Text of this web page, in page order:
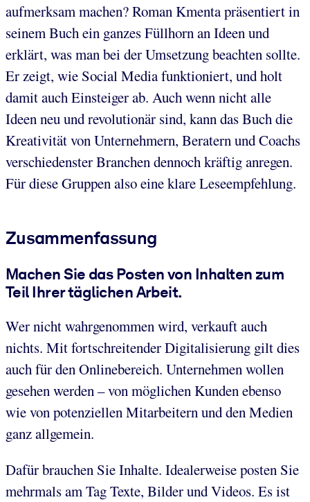
aufmerksam machen? Roman Kmenta präsentiert in
seinem Buch ein ganzes Füllhorn an Ideen und
erklärt, was man bei der Umsetzung beachten sollte.
Er zeigt, wie Social Media funktioniert, und holt
damit auch Einsteiger ab. Auch wenn nicht alle
Ideen neu und revolutionär sind, kann das Buch die
Kreativität von Unternehmern, Beratern und Coachs
verschiedenster Branchen dennoch kräftig anregen.
Für diese Gruppen also eine klare Leseempfehlung.
Zusammenfassung
Machen Sie das Posten von Inhalten zum
Teil Ihrer täglichen Arbeit.
Wer nicht wahrgenommen wird, verkauft auch
nichts. Mit fortschreitender Digitalisierung gilt dies
auch für den Onlinebereich. Unternehmen wollen
gesehen werden – von möglichen Kunden ebenso
wie von potenziellen Mitarbeitern und den Medien
ganz allgemein.
Dafür brauchen Sie Inhalte. Idealerweise posten Sie
mehrmals am Tag Texte, Bilder und Videos. Es ist